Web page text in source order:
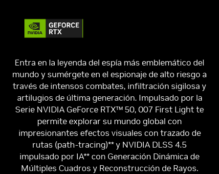
Entra en la leyenda del espía más emblemático del
mundo y sumérgete en el espionaje de alto riesgo a
través de intensos combates, infiltración sigilosa y
artilugios de última generación. Impulsado por la
Serie NVIDIA GeForce RTX™ 50, 007 First Light te
permite explorar su mundo global con
impresionantes efectos visuales con trazado de
rutas (path-tracing)** y NVIDIA DLSS 4.5
impulsado por IA** con Generación Dinámica de
Múltiples Cuadros y Reconstrucción de Rayos.